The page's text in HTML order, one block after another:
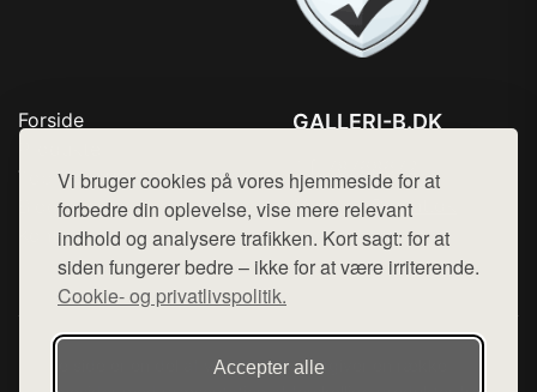
Vi bruger cookies på vores hjemmeside for at
forbedre din oplevelse, vise mere relevant
indhold og analysere trafikken. Kort sagt: for at
siden fungerer bedre – ikke for at være irriterende.
Cookie- og privatlivspolitik.
Accepter alle
Forside
Top Rabatter
Blog
Kontakt
GALLERI-B.DK
Mail: hej@want.dk
Cookie- og privatlivspolitik
Denne side er en del af want.dk, der udgiver en række